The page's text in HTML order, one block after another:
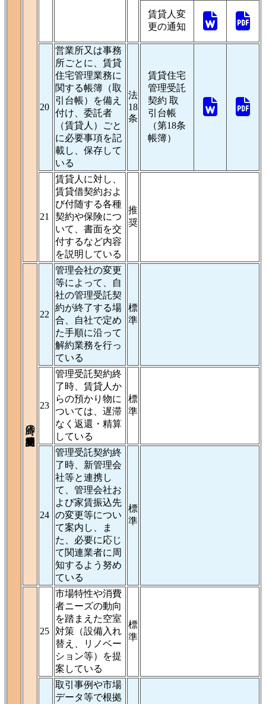
賃貸人変
更の通知
20
営業所又は事務
所ごとに、賃貸
住宅管理業務に
関する帳簿（取
引台帳）を備え
付け、委託者
（賃貸人）ごと
に必要事項を記
載し、保存して
いる
法
18
条
賃貸住宅
管理受託
契約 取
引台帳
（第18条
帳簿）
21
賃貸人に対し、
賃貸借契約およ
び付随する各種
契約や保険につ
いて、書面を交
付するなど内容
を説明している
推
奨
終了時の業務管理受託契約
22
管理会社の変更
等によって、自
社の管理受託契
約が終了する場
合、自社で定め
た手順に沿って
解約業務を行っ
ている
標
準
23
管理受託契約終
了時、賃貸人か
らの預かり物に
ついては、遅滞
なく返還・精算
している
標
準
24
管理受託契約終
了時、新管理会
社等と連携し
て、管理会社お
よび家賃振込先
の変更等につい
て案内し、ま
た、必要に応じ
て関連業者に周
知するよう努め
ている
標
準
25
市場特性や消費
者ニーズの動向
を踏まえた空室
対策（設備入れ
替え、リノベー
ション等）を提
案している
標
準
取引事例や市場
データ等で根拠